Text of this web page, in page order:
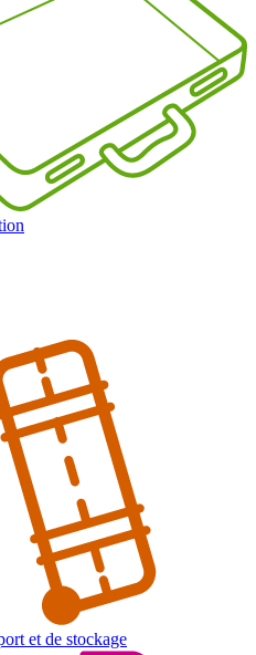
et de stockage